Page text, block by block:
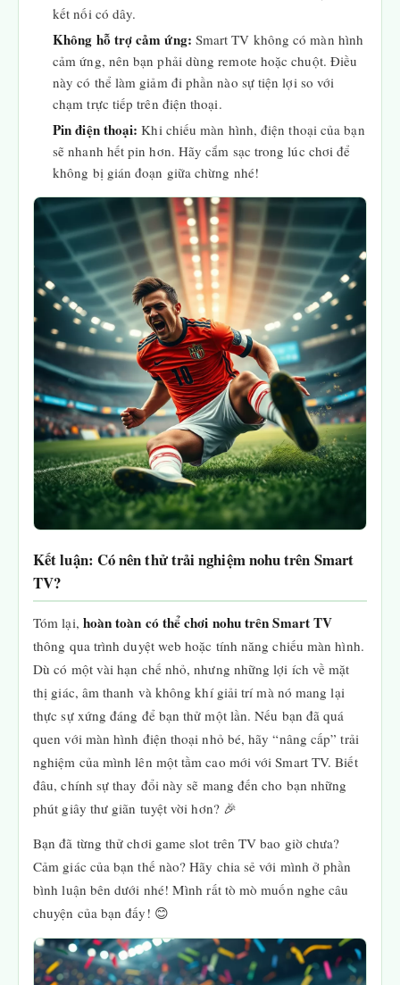
kết nối có dây.
Không hỗ trợ cảm ứng: Smart TV không có màn hình
cảm ứng, nên bạn phải dùng remote hoặc chuột. Điều
này có thể làm giảm đi phần nào sự tiện lợi so với
chạm trực tiếp trên điện thoại.
Pin điện thoại: Khi chiếu màn hình, điện thoại của bạn
sẽ nhanh hết pin hơn. Hãy cắm sạc trong lúc chơi để
không bị gián đoạn giữa chừng nhé!
Kết luận: Có nên thử trải nghiệm nohu trên Smart
TV?
Tóm lại, hoàn toàn có thể chơi nohu trên Smart TV
thông qua trình duyệt web hoặc tính năng chiếu màn hình.
Dù có một vài hạn chế nhỏ, nhưng những lợi ích về mặt
thị giác, âm thanh và không khí giải trí mà nó mang lại
thực sự xứng đáng để bạn thử một lần. Nếu bạn đã quá
quen với màn hình điện thoại nhỏ bé, hãy “nâng cấp” trải
nghiệm của mình lên một tầm cao mới với Smart TV. Biết
đâu, chính sự thay đổi này sẽ mang đến cho bạn những
phút giây thư giãn tuyệt vời hơn? 🎉
Bạn đã từng thử chơi game slot trên TV bao giờ chưa?
Cảm giác của bạn thế nào? Hãy chia sẻ với mình ở phần
bình luận bên dưới nhé! Mình rất tò mò muốn nghe câu
chuyện của bạn đấy! 😊